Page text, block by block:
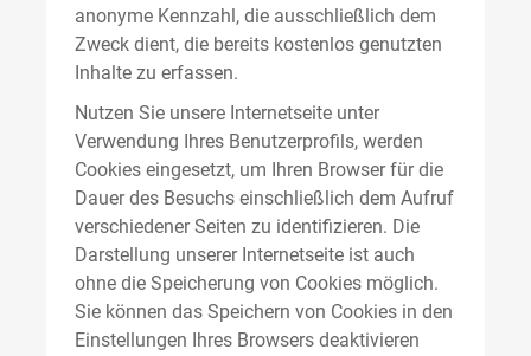
anonyme Kennzahl, die ausschließlich dem
Zweck dient, die bereits kostenlos genutzten
Inhalte zu erfassen.
Nutzen Sie unsere Internetseite unter
Verwendung Ihres Benutzerprofils, werden
Cookies eingesetzt, um Ihren Browser für die
Dauer des Besuchs einschließlich dem Aufruf
verschiedener Seiten zu identifizieren. Die
Darstellung unserer Internetseite ist auch
ohne die Speicherung von Cookies möglich.
Sie können das Speichern von Cookies in den
Einstellungen Ihres Browsers deaktivieren